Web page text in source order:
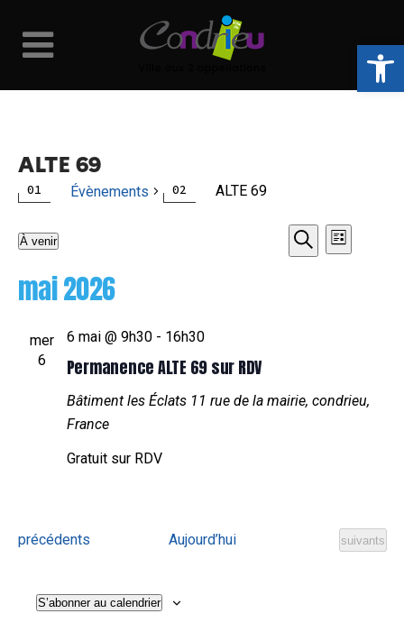
Ouvrir
ALTE 69
Évènements ALTE 69
Évènements
vues
Recherche
Liste
À venir
une
mai 2026
mer
6
Permanence ALTE 69 sur RDV
6 mai @ 9h30- 16h30
Bâtiment les Éclats 11 rue de la mairie, condrieu,
France
Gratuit sur RDV
Évènements
précédents Aujourd’hui suivants
S’abonner au calendrier